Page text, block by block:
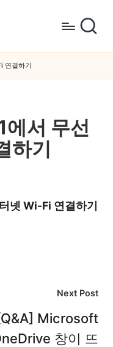
연결하기
서 무선
하기
넷 Wi-Fi 연결하기
Next Post
Microsoft
창이 뜨